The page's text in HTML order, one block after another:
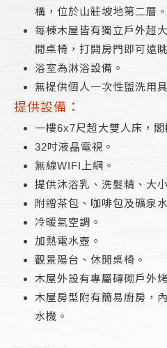
構，位於山莊坡地第二層。
每棟木屋皆有獨立戶外超
閒桌椅，打開房門即可遠
浴室為淋浴設備。
無提供個人一次性盥洗用
提供設備：
一樓6x7尺超大雙人床，
32吋液晶電視。
無線WIFI上網。
提供沐浴乳、洗髮精、大
附贈茶包、咖啡包及礦泉水
冷暖氣空調。
加熱電水壺。
觀景陽台、休閒桌椅。
木屋外設有專屬磚砌戶外
木屋房型附有簡易廚房，
水機。